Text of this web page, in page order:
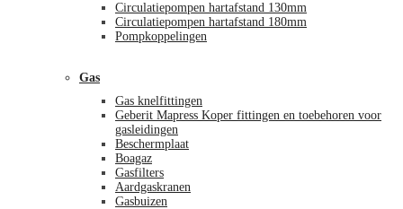
Circulatiepompen hartafstand 130mm
Circulatiepompen hartafstand 180mm
Pompkoppelingen
Gas
Gas knelfittingen
Geberit Mapress Koper fittingen en toebehoren voor
gasleidingen
Beschermplaat
Boagaz
Gasfilters
Aardgaskranen
Gasbuizen